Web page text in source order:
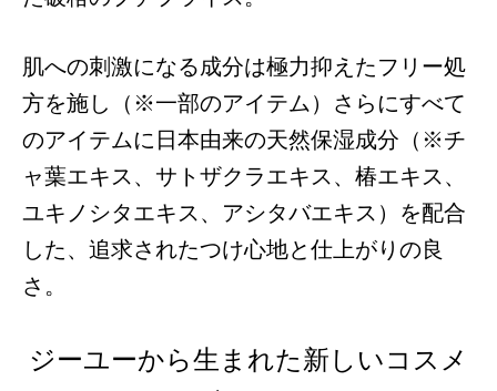
肌への刺激になる成分は極力抑えたフリー処
方を施し（※一部のアイテム）さらにすべて
のアイテムに日本由来の天然保湿成分（※チ
ャ葉エキス、サトザクラエキス、椿エキス、
ユキノシタエキス、アシタバエキス）を配合
した、追求されたつけ心地と仕上がりの良
さ。
ジーユーから生まれた新しいコスメ